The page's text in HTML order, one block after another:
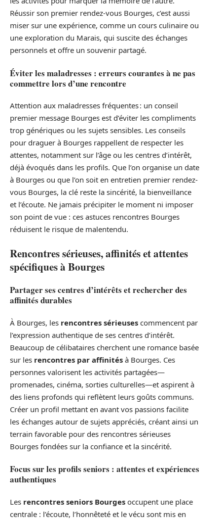
Réussir son premier rendez-vous Bourges, c’est aussi
miser sur une expérience, comme un cours culinaire ou
une exploration du Marais, qui suscite des échanges
personnels et offre un souvenir partagé.
Éviter les maladresses : erreurs courantes à ne pas
commettre lors d’une rencontre
Attention aux maladresses fréquentes : un conseil
premier message Bourges est d’éviter les compliments
trop génériques ou les sujets sensibles. Les conseils
pour draguer à Bourges rappellent de respecter les
attentes, notamment sur l’âge ou les centres d’intérêt,
déjà évoqués dans les profils. Que l’on organise un date
à Bourges ou que l’on soit en entretien premier rendez-
vous Bourges, la clé reste la sincérité, la bienveillance
et l’écoute. Ne jamais précipiter le moment ni imposer
son point de vue : ces astuces rencontres Bourges
réduisent le risque de malentendu.
Rencontres sérieuses, affinités et attentes
spécifiques à Bourges
Partager ses centres d’intérêts et rechercher des
affinités durables
À Bourges, les rencontres sérieuses commencent par
l’expression authentique de ses centres d’intérêt.
Beaucoup de célibataires cherchent une romance basée
sur les rencontres par affinités à Bourges. Ces
personnes valorisent les activités partagées—
promenades, cinéma, sorties culturelles—et aspirent à
des liens profonds qui reflètent leurs goûts communs.
Créer un profil mettant en avant vos passions facilite
les échanges autour de sujets appréciés, créant ainsi un
terrain favorable pour des rencontres sérieuses
Bourges fondées sur la confiance et la sincérité.
Focus sur les profils seniors : attentes et expériences
authentiques
Les rencontres seniors Bourges occupent une place
centrale : l’écoute, l’honnêteté et le vécu sont mis en